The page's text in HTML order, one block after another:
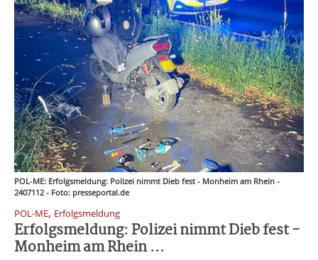
POL-ME: Erfolgsmeldung: Polizei nimmt Dieb fest - Monheim am Rhein -
2407112 - Foto: presseportal.de
POL-ME, Erfolgsmeldung
Erfolgsmeldung: Polizei nimmt Dieb fest -
Monheim am Rhein ...